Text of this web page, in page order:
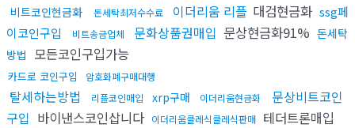
비트코인현금화 돈세탁최저수수료 이더리움 리플 대검현금화 ssg페
이코인구입
비트송금업체 문화상품권매입 문상현금화91% 돈세탁
방법 모든코인구입가능
카드로 코인구입 암호화폐구매대행
탈세하는방법 리플코인매입 xrp구매 이더리움현금화
문상비트코인
구입 바이낸스코인삽니다 이더리움클레식클레식판매 테더트론매입